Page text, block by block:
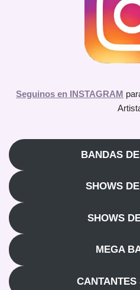
Seguinos en INSTAGRAM
BANDAS
SHOWS
SHOWS
MEGA
CANTANTES